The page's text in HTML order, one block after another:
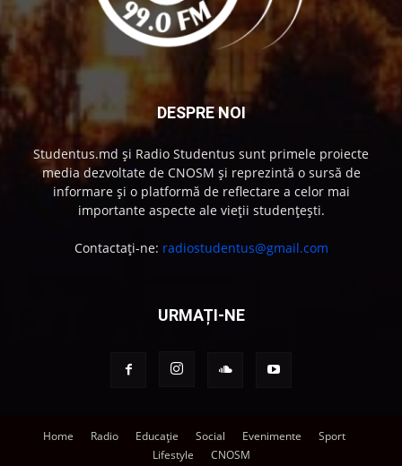
DESPRE NOI
Studentus.md și Radio Studentus sunt primele proiecte
media dezvoltate de CNOSM și reprezintă o sursă de
informare și o platformă de reflectare a celor mai
importante aspecte ale vieții studențești.
Contactați-ne: radiostudentus@gmail.com
URMAȚI-NE
Home Radio Educație Social Evenimente
Sport
Lifestyle
CNOSM